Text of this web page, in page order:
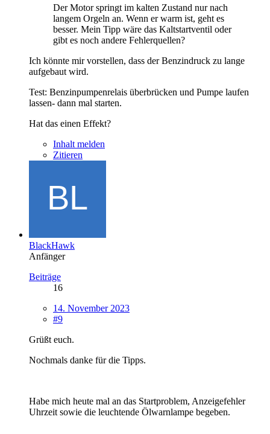
Der Motor springt im kalten Zustand nur nach
langem Orgeln an. Wenn er warm ist, geht es
besser. Mein Tipp wäre das Kaltstartventil oder
gibt es noch andere Fehlerquellen?
Ich könnte mir vorstellen, dass der Benzindruck zu lange
aufgebaut wird.
Test: Benzinpumpenrelais überbrücken und Pumpe laufen
lassen- dann mal starten.
Hat das einen Effekt?
Inhalt melden
Zitieren
BlackHawk
Anfänger
Beiträge
16
14. November 2023
#9
Grüßt euch.
Nochmals danke für die Tipps.
Habe mich heute mal an das Startproblem, Anzeigefehler
Uhrzeit sowie die leuchtende Ölwarnlampe begeben.